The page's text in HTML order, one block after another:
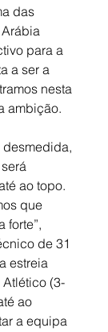
das
para a
a ser a
nesta
ambição.
desmedida,
ao topo.
que
forte”,
de 31
estreia
(3-
ao
a equipa